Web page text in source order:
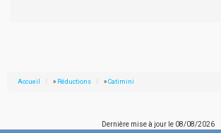
Accueil » Réductions » Catimini
Dernière mise à jour le 08/08/2026